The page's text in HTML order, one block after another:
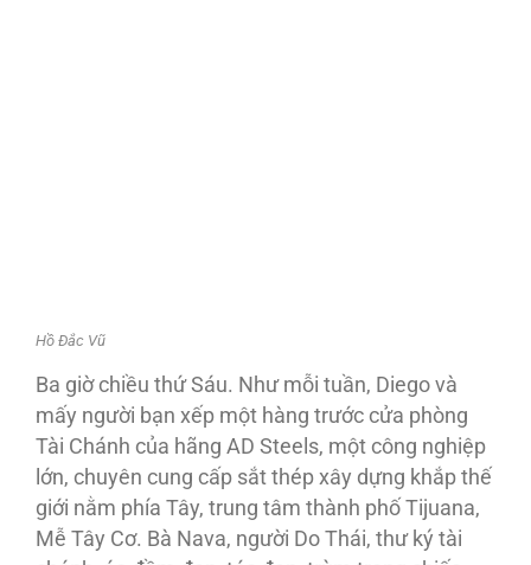
Hồ Đắc Vũ
Ba giờ chiều thứ Sáu. Như mỗi tuần, Diego và
mấy người bạn xếp một hàng trước cửa phòng
Tài Chánh của hãng AD Steels, một công nghiệp
lớn, chuyên cung cấp sắt thép xây dựng khắp thế
giới nằm phía Tây, trung tâm thành phố Tijuana,
Mễ Tây Cơ. Bà Nava, người Do Thái, thư ký tài